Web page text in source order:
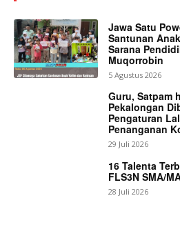
Jawa Satu
Santunan
Sarana
Muqorrobin
5 Agustus 2026
Guru, Satpam
Pekalongan
Pengaturan
Penanganan
29 Juli 2026
16 Talenta
FLS3N SMA/
28 Juli 2026